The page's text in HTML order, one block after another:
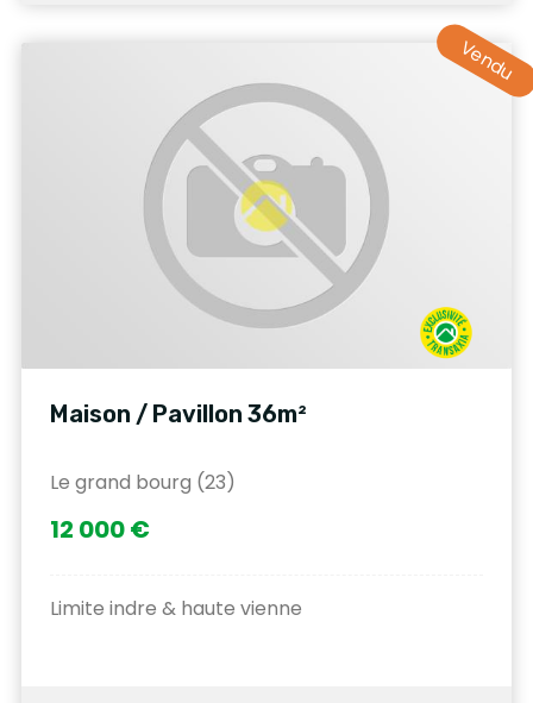
Vendu
Maison / Pavillon 36m²
Le grand bourg (23)
12 000 €
Limite indre & haute vienne